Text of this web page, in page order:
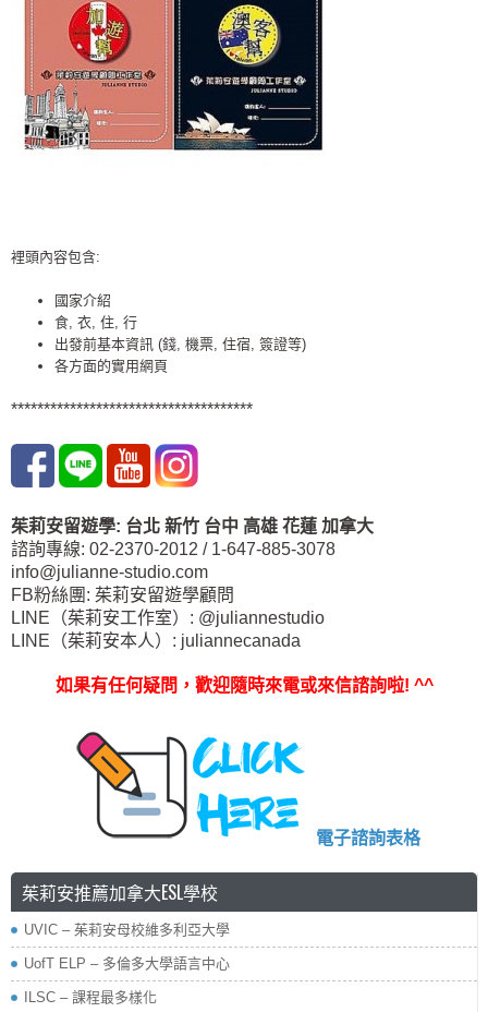
裡頭內容包含:
國家介紹
食, 衣, 住, 行
出發前基本資訊 (錢, 機票, 住宿, 簽證等)
各方面的實用網頁
*************************************
茱莉安留遊學: 台北 新竹 台中 高雄 花蓮 加拿大
諮詢專線: 02-2370-2012 / 1-647-885-3078
info@julianne-studio.com
FB粉絲團: 茱莉安留遊學顧問
LINE（茱莉安工作室）: @juliannestudio
LINE（茱莉安本人）: juliannecanada
如果有任何疑問，歡迎隨時來電或來信諮詢啦! ^^
電子諮詢表格
茱莉安推薦加拿大ESL學校
UVIC – 茱莉安母校維多利亞大學
UofT ELP – 多倫多大學語言中心
ILSC – 課程最多樣化